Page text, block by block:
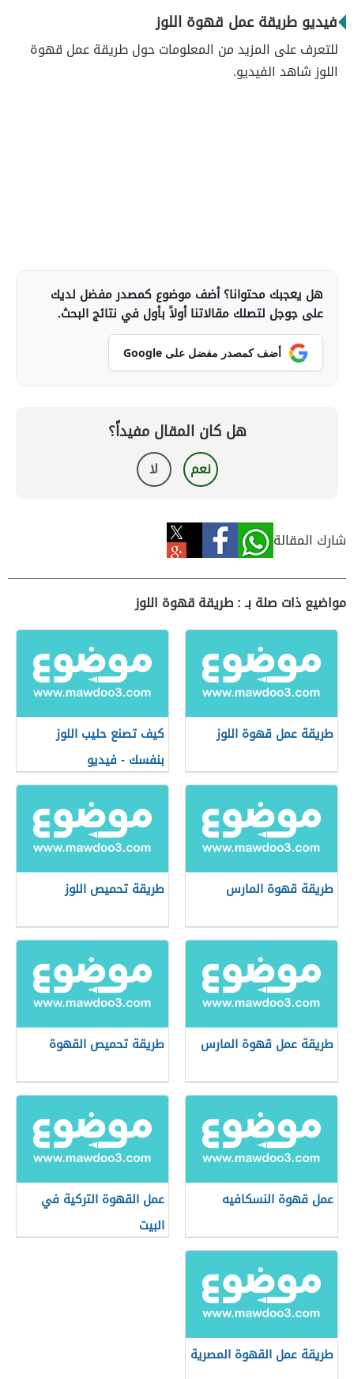
فيديو طريقة عمل قهوة اللوز
للتعرف على المزيد من المعلومات حول طريقة عمل قهوة
اللوز شاهد الفيديو.
هل يعجبك محتوانا؟ أضف موضوع كمصدر مفضل لديك
على جوجل لتصلك مقالاتنا أولاً بأول في نتائج البحث.
أضف كمصدر مفضل على Google
هل كان المقال مفيداً؟
نعم لا
شارك المقالة
مواضيع ذات صلة بـ : طريقة قهوة اللوز
طريقة عمل قهوة اللوز
كيف تصنع حليب اللوز
بنفسك - فيديو
طريقة قهوة المارس طريقة تحميص اللوز
طريقة عمل قهوة المارس طريقة تحميص القهوة
عمل قهوة النسكافيه
عمل القهوة التركية في
البيت
طريقة عمل القهوة المصرية